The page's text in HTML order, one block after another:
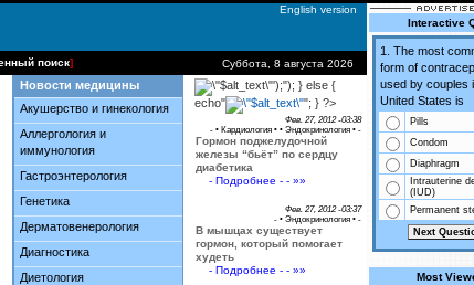
English version
Суббота, 8 августа 2026
Новости медицины
Акушерство и гинекология
Аллергология и
иммунология
Гастроэнтерология
Генетика
Дерматовенерология
Диагностика
Диетология
поиск]
Interactive
1. The most
form of
used by couples
United States is
Pills
Condom
Diaphragm
Intrauterine
(IUD)
Permanent
Most
');"); } else {
echo"
"; } ?>
Фев. 27, 2012 -03:38
- • Кардиология • • Эндокринология • -
Гормон поджелудочной
железы “бьёт” по сердцу
диабетика
- Подробнее - - »»
Фев. 27, 2012 -03:37
- • Эндокринология • -
В мышцах существует
гормон, который помогает
худеть
- Подробнее - - »»